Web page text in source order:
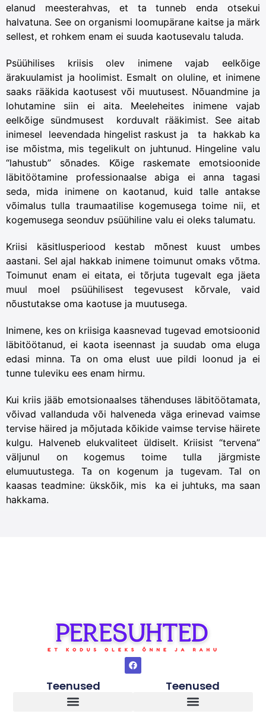
elanud meesterahvas, et ta tunneb enda otsekui
halvatuna. See on organismi loomupärane kaitse ja märk
sellest, et rohkem enam ei suuda kaotusevalu taluda.
Psüühilises kriisis olev inimene vajab eelkõige
ärakuulamist ja hoolimist. Esmalt on oluline, et inimene
saaks rääkida kaotusest või muutusest. Nõuandmine ja
lohutamine siin ei aita. Meeleheites inimene vajab
eelkõige sündmusest korduvalt rääkimist. See aitab
inimesel leevendada hingelist raskust ja ta hakkab ka
ise mõistma, mis tegelikult on juhtunud. Hingeline valu
“lahustub” sõnades. Kõige raskemate emotsioonide
läbitöötamine professionaalse abiga ei anna tagasi
seda, mida inimene on kaotanud, kuid talle antakse
võimalus tulla traumaatilise kogemusega toime nii, et
kogemusega seonduv psüühiline valu ei oleks talumatu.
Kriisi käsitlusperiood kestab mõnest kuust umbes
aastani. Sel ajal hakkab inimene toimunut omaks võtma.
Toimunut enam ei eitata, ei tõrjuta tugevalt ega jäeta
muul moel psüühilisest tegevusest kõrvale, vaid
nõustutakse oma kaotuse ja muutusega.
Inimene, kes on kriisiga kaasnevad tugevad emotsioonid
läbitöötanud, ei kaota iseennast ja suudab oma eluga
edasi minna. Ta on oma elust uue pildi loonud ja ei
tunne tuleviku ees enam hirmu.
Kui kriis jääb emotsionaalses tähenduses läbitöötamata,
võivad vallanduda või halveneda väga erinevad vaimse
tervise häired ja mõjutada kõikide vaimse tervise häirete
kulgu. Halveneb elukvaliteet üldiselt. Kriisist “tervena”
väljunul on kogemus toime tulla järgmiste
elumuutustega. Ta on kogenum ja tugevam. Tal on
kaasas teadmine: ükskõik, mis ka ei juhtuks, ma saan
hakkama.
Teenused
Teenused